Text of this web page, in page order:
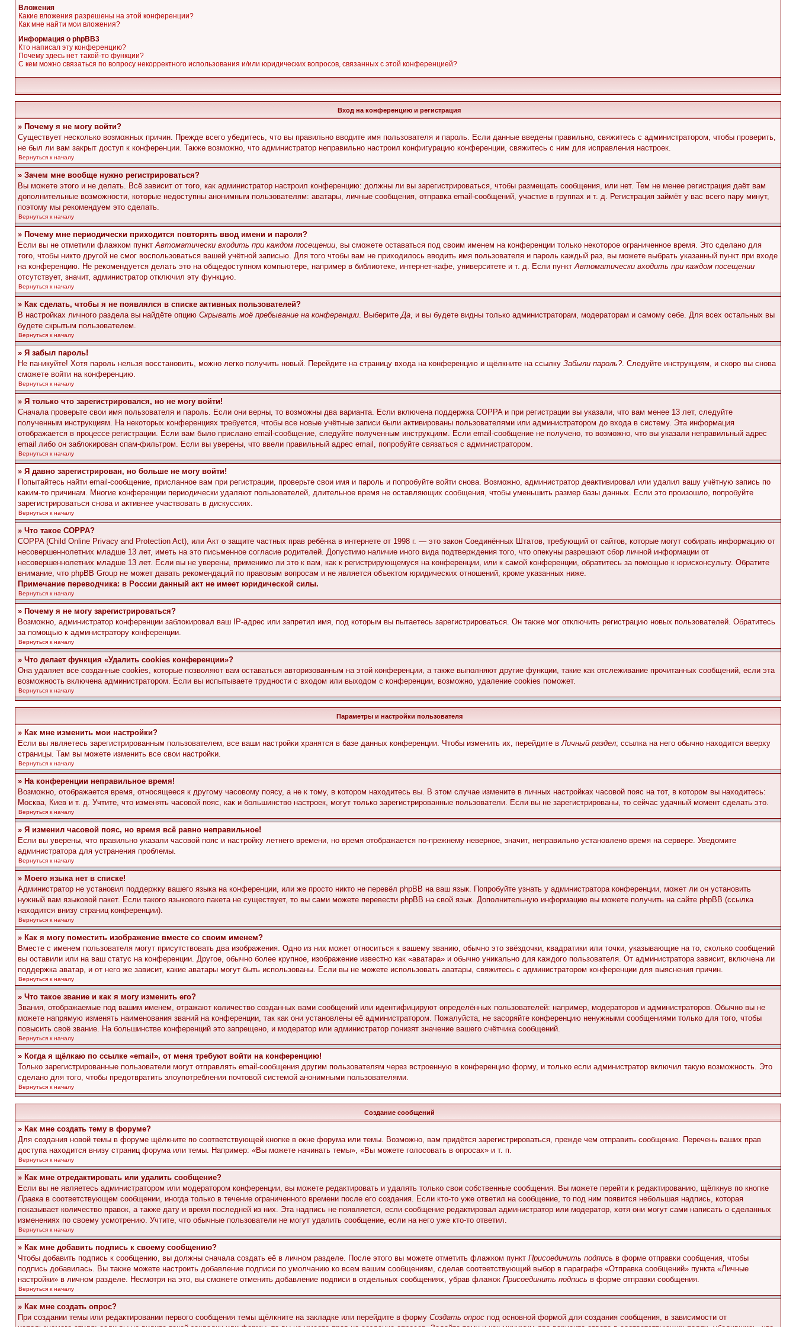
Вложения
Какие вложения разрешены на этой конференции?
Как мне найти мои вложения?
Информация о phpBB3
Кто написал эту конференцию?
Почему здесь нет такой-то функции?
С кем можно связаться по вопросу некорректного использования и/или юридических вопросов, связанных с этой конференцией?
Вход на конференцию и регистрация
» Почему я не могу войти?
Существует несколько возможных причин. Прежде всего убедитесь, что вы правильно вводите имя пользователя и пароль. Если данные введены правильно, свяжитесь с администратором, чтобы проверить,
не был ли вам закрыт доступ к конференции. Также возможно, что администратор неправильно настроил конфигурацию конференции, свяжитесь с ним для исправления настроек.
Вернуться к началу
» Зачем мне вообще нужно регистрироваться?
Вы можете этого и не делать. Всё зависит от того, как администратор настроил конференцию: должны ли вы зарегистрироваться, чтобы размещать сообщения, или нет. Тем не менее регистрация даёт вам
дополнительные возможности, которые недоступны анонимным пользователям: аватары, личные сообщения, отправка email-сообщений, участие в группах и т. д. Регистрация займёт у вас всего пару минут,
поэтому мы рекомендуем это сделать.
Вернуться к началу
» Почему мне периодически приходится повторять ввод имени и пароля?
Если вы не отметили флажком пунктАвтоматически входить при каждом посещении, вы сможете оставаться под своим именем на конференции только некоторое ограниченное время. Это сделано для
того, чтобы никто другой не смог воспользоваться вашей учётной записью. Для того чтобы вам не приходилось вводить имя пользователя и пароль каждый раз, вы можете выбрать указанный пункт при входе
на конференцию. Не рекомендуется делать это на общедоступном компьютере, например в библиотеке, интернет-кафе, университете и т. д. Если пунктАвтоматически входить при каждом посещении
отсутствует, значит, администратор отключил эту функцию.
Вернуться к началу
» Как сделать, чтобы я не появлялся в списке активных пользователей?
В настройках личного раздела вы найдёте опцию Скрывать моё пребывание на конференции. ВыберитеДа, и вы будете видны только администраторам, модераторам и самому себе. Для всех остальных вы
будете скрытым пользователем.
Вернуться к началу
» Я забыл пароль!
Не паникуйте! Хотя пароль нельзя восстановить, можно легко получить новый. Перейдите на страницу входа на конференцию и щёлкните на ссылку Забыли пароль?. Следуйте инструкциям, и скоро вы снова
сможете войти на конференцию.
Вернуться к началу
» Я только что зарегистрировался, но не могу войти!
Сначала проверьте свои имя пользователя и пароль. Если они верны, то возможны два варианта. Если включена поддержка COPPA и при регистрации вы указали, что вам менее 13 лет, следуйте
полученным инструкциям. На некоторых конференциях требуется, чтобы все новые учётные записи были активированы пользователями или администратором до входа в систему. Эта информация
отображается в процессе регистрации. Если вам было прислано email-сообщение, следуйте полученным инструкциям. Если email-сообщение не получено, то возможно, что вы указали неправильный адрес
email либо он заблокирован спам-фильтром. Если вы уверены, что ввели правильный адрес email, попробуйте связаться с администратором.
Вернуться к началу
» Я давно зарегистрирован, но больше не могу войти!
Попытайтесь найти email-сообщение, присланное вам при регистрации, проверьте свои имя и пароль и попробуйте войти снова. Возможно, администратор деактивировал или удалил вашу учётную запись по
каким-то причинам. Многие конференции периодически удаляют пользователей, длительное время не оставляющих сообщения, чтобы уменьшить размер базы данных. Если это произошло, попробуйте
зарегистрироваться снова и активнее участвовать в дискуссиях.
Вернуться к началу
» Что такое COPPA?
COPPA (Child Online Privacy and Protection Act), или Акт о защите частных прав ребёнка в интернете от 1998 г. — это закон Соединённых Штатов, требующий от сайтов, которые могут собирать информацию от
несовершеннолетних младше 13 лет, иметь на это письменное согласие родителей. Допустимо наличие иного вида подтверждения того, что опекуны разрешают сбор личной информации от
несовершеннолетних младше 13 лет. Если вы не уверены, применимо ли это к вам, как к регистрирующемуся на конференции, или к самой конференции, обратитесь за помощью к юрисконсульту. Обратите
внимание, что phpBB Group не может давать рекомендаций по правовым вопросам и не является объектом юридических отношений, кроме указанных ниже.
Примечание переводчика: в России данный акт не имеет юридической силы.
Вернуться к началу
» Почему я не могу зарегистрироваться?
Возможно, администратор конференции заблокировал ваш IP-адрес или запретил имя, под которым вы пытаетесь зарегистрироваться. Он также мог отключить регистрацию новых пользователей. Обратитесь
за помощью к администратору конференции.
Вернуться к началу
» Что делает функция «Удалить cookies конференции»?
Она удаляет все созданные cookies, которые позволяют вам оставаться авторизованным на этой конференции, а также выполняют другие функции, такие как отслеживание прочитанных сообщений, если эта
возможность включена администратором. Если вы испытываете трудности с входом или выходом с конференции, возможно, удаление cookies поможет.
Вернуться к началу
Параметры и настройки пользователя
» Как мне изменить мои настройки?
Если вы являетесь зарегистрированным пользователем, все ваши настройки хранятся в базе данных конференции. Чтобы изменить их, перейдите вЛичный раздел; ссылка на него обычно находится вверху
страницы. Там вы можете изменить все свои настройки.
Вернуться к началу
» На конференции неправильное время!
Возможно, отображается время, относящееся к другому часовому поясу, а не к тому, в котором находитесь вы. В этом случае измените в личных настройках часовой пояс на тот, в котором вы находитесь:
Москва, Киев и т. д. Учтите, что изменять часовой пояс, как и большинство настроек, могут только зарегистрированные пользователи. Если вы не зарегистрированы, то сейчас удачный момент сделать это.
Вернуться к началу
» Я изменил часовой пояс, но время всё равно неправильное!
Если вы уверены, что правильно указали часовой пояс и настройку летнего времени, но время отображается по-прежнему неверное, значит, неправильно установлено время на сервере. Уведомите
администратора для устранения проблемы.
Вернуться к началу
» Моего языка нет в списке!
Администратор не установил поддержку вашего языка на конференции, или же просто никто не перевёл phpBB на ваш язык. Попробуйте узнать у администратора конференции, может ли он установить
нужный вам языковой пакет. Если такого языкового пакета не существует, то вы сами можете перевести phpBB на свой язык. Дополнительную информацию вы можете получить на сайте phpBB (ссылка
находится внизу страниц конференции).
Вернуться к началу
» Как я могу поместить изображение вместе со своим именем?
Вместе с именем пользователя могут присутствовать два изображения. Одно из них может относиться к вашему званию, обычно это звёздочки, квадратики или точки, указывающие на то, сколько сообщений
вы оставили или на ваш статус на конференции. Другое, обычно более крупное, изображение известно как «аватара» и обычно уникально для каждого пользователя. От администратора зависит, включена ли
поддержка аватар, и от него же зависит, какие аватары могут быть использованы. Если вы не можете использовать аватары, свяжитесь с администратором конференции для выяснения причин.
Вернуться к началу
» Что такое звание и как я могу изменить его?
Звания, отображаемые под вашим именем, отражают количество созданных вами сообщений или идентифицируют определённых пользователей: например, модераторов и администраторов. Обычно вы не
можете напрямую изменять наименования званий на конференции, так как они установлены её администратором. Пожалуйста, не засоряйте конференцию ненужными сообщениями только для того, чтобы
повысить своё звание. На большинстве конференций это запрещено, и модератор или администратор понизят значение вашего счётчика сообщений.
Вернуться к началу
» Когда я щёлкаю по ссылке «email», от меня требуют войти на конференцию!
Только зарегистрированные пользователи могут отправлять email-сообщения другим пользователям через встроенную в конференцию форму, и только если администратор включил такую возможность. Это
сделано для того, чтобы предотвратить злоупотребления почтовой системой анонимными пользователями.
Вернуться к началу
Создание сообщений
» Как мне создать тему в форуме?
Для создания новой темы в форуме щёлкните по соответствующей кнопке в окне форума или темы. Возможно, вам придётся зарегистрироваться, прежде чем отправить сообщение. Перечень ваших прав
доступа находится внизу страниц форума или темы. Например: «Вы можете начинать темы», «Вы можете голосовать в опросах» и т. п.
Вернуться к началу
» Как мне отредактировать или удалить сообщение?
Если вы не являетесь администратором или модератором конференции, вы можете редактировать и удалять только свои собственные сообщения. Вы можете перейти к редактированию, щёлкнув по кнопке
Правка в соответствующем сообщении, иногда только в течение ограниченного времени после его создания. Если кто-то уже ответил на сообщение, то под ним появится небольшая надпись, которая
показывает количество правок, а также дату и время последней из них. Эта надпись не появляется, если сообщение редактировал администратор или модератор, хотя они могут сами написать о сделанных
изменениях по своему усмотрению. Учтите, что обычные пользователи не могут удалить сообщение, если на него уже кто-то ответил.
Вернуться к началу
» Как мне добавить подпись к своему сообщению?
Чтобы добавить подпись к сообщению, вы должны сначала создать её в личном разделе. После этого вы можете отметить флажком пункт Присоединить подпись в форме отправки сообщения, чтобы
подпись добавилась. Вы также можете настроить добавление подписи по умолчанию ко всем вашим сообщениям, сделав соответствующий выбор в параграфе «Отправка сообщений» пункта «Личные
настройки» в личном разделе. Несмотря на это, вы сможете отменить добавление подписи в отдельных сообщениях, убрав флажок Присоединить подпись в форме отправки сообщения.
Вернуться к началу
» Как мне создать опрос?
При создании темы или редактировании первого сообщения темы щёлкните на закладке или перейдите в форму Создать опрос под основной формой для создания сообщения, в зависимости от